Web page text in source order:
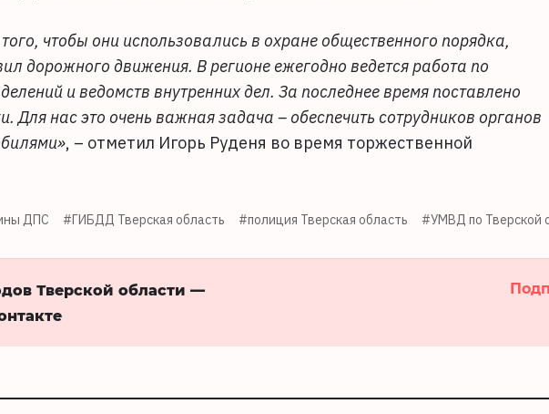
чтобы они использовались в охране общественного порядка,
дорожного движения. В регионе ежегодно ведется работа по
и ведомств внутренних дел. За последнее время поставлено
Для нас это очень важная задача – обеспечить сотрудников органов
, – отметил Игорь Руденя во время торжественной
ДПС #ГИБДД Тверская область #полиция Тверская область #УМВД по Тверской
Тверской области —